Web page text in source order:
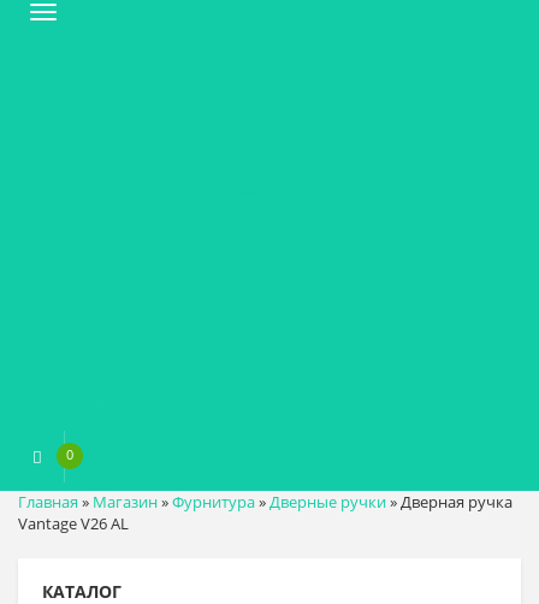
Меню
0
Главная » Магазин»Фурнитура»Дверные ручки»Дверная ручка
Vantage V26 AL
КАТАЛОГ